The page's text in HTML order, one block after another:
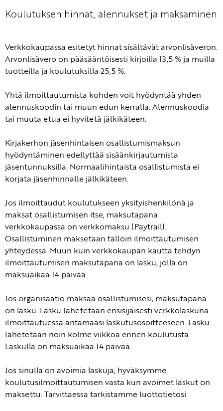
Koulutuksen hinnat, alennukset ja maksaminen
Verkkokaupassa esitetyt hinnat sisältävät arvonlisäveron.
Arvonlisävero on pääsääntöisesti kirjoilla 13,5 % ja muilla
tuotteilla ja koulutuksilla 25,5 %.
Yhtä ilmoittautumista kohden voit hyödyntää yhden
alennuskoodin tai muun edun kerralla. Alennuskoodia
tai muuta etua ei hyvitetä jälkikäteen.
Kirjakerhon jäsenhintaisen osallistumismaksun
hyödyntäminen edellyttää sisäänkirjautumista
jäsentunnuksilla. Normaalihintaista osallistumista ei
korjata jäsenhinnalle jälkikäteen.
Jos ilmoittaudut koulutukseen yksityishenkilönä ja
maksat osallistumisen itse, maksutapana
verkkokaupassa on verkkomaksu (Paytrail).
Osallistuminen maksetaan tällöin ilmoittautumisen
yhteydessä. Muun kuin verkkokaupan kautta tehdyn
ilmoittautumisen maksutapana on lasku, jolla on
maksuaikaa 14 päivää.
Jos organisaatio maksaa osallistumisesi, maksutapana
on lasku. Lasku lähetetään ensisijaisesti verkkolaskuna
ilmoittautuessa antamaasi laskutusosoitteeseen. Lasku
lähetetään noin kolme viikkoa ennen koulutusta.
Laskulla on maksuaikaa 14 päivää.
Jos sinulla on avoimia laskuja, hyväksymme
koulutusilmoittautumisen vasta kun avoimet laskut on
maksettu. Tarvittaessa tarkistamme luottotietosi.